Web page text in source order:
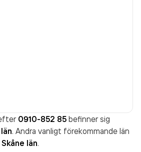
0910-852 85 befinner sig
. Andra vanligt förekommande län
Skåne län.